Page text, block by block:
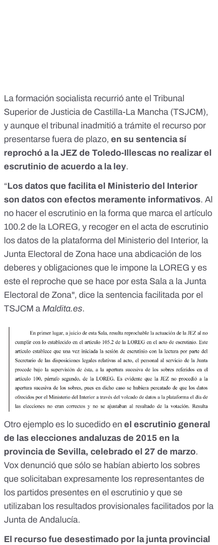
La formación socialista recurrió ante el Tribunal
Superior de Justicia de Castilla-La Mancha (TSJCM),
y aunque el tribunal inadmitió a trámite el recurso por
presentarse fuera de plazo, en su sentencia sí
reprochó a la JEZ de Toledo-Illescas no realizar el
escrutinio de acuerdo a la ley.
“Los datos que facilita el Ministerio del Interior
son datos con efectos meramente informativos. Al
no hacer el escrutinio en la forma que marca el artículo
100.2 de la LOREG, y recoger en el acta de escrutinio
los datos de la plataforma del Ministerio del Interior, la
Junta Electoral de Zona hace una abdicación de los
deberes y obligaciones que le impone la LOREG y es
este el reproche que se hace por esta Sala a la Junta
Electoral de Zona", dice la sentencia facilitada por el
TSJCM a Maldita.es.
Otro ejemplo es lo sucedido en el escrutinio general
de las elecciones andaluzas de 2015 en la
provincia de Sevilla, celebrado el 27 de marzo.
Vox denunció que sólo se habían abierto los sobres
que solicitaban expresamente los representantes de
los partidos presentes en el escrutinio y que se
utilizaban los resultados provisionales facilitados por la
Junta de Andalucía.
El recurso fue desestimado por la junta provincial